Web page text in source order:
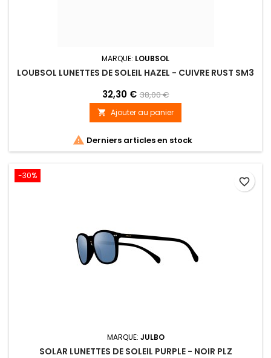
MARQUE: LOUBSOL
LOUBSOL LUNETTES DE SOLEIL HAZEL - CUIVRE RUST SM3
32,30 € 38,00 €
 Ajouter au panier
 Derniers articles en stock
-30%
MARQUE: JULBO
SOLAR LUNETTES DE SOLEIL PURPLE - NOIR PLZ
favorite_border